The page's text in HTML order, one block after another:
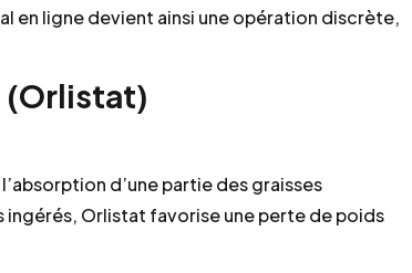
en ligne devient ainsi une opération discrète,
(Orlistat)
d’une partie des graisses
Orlistat favorise une perte de poids